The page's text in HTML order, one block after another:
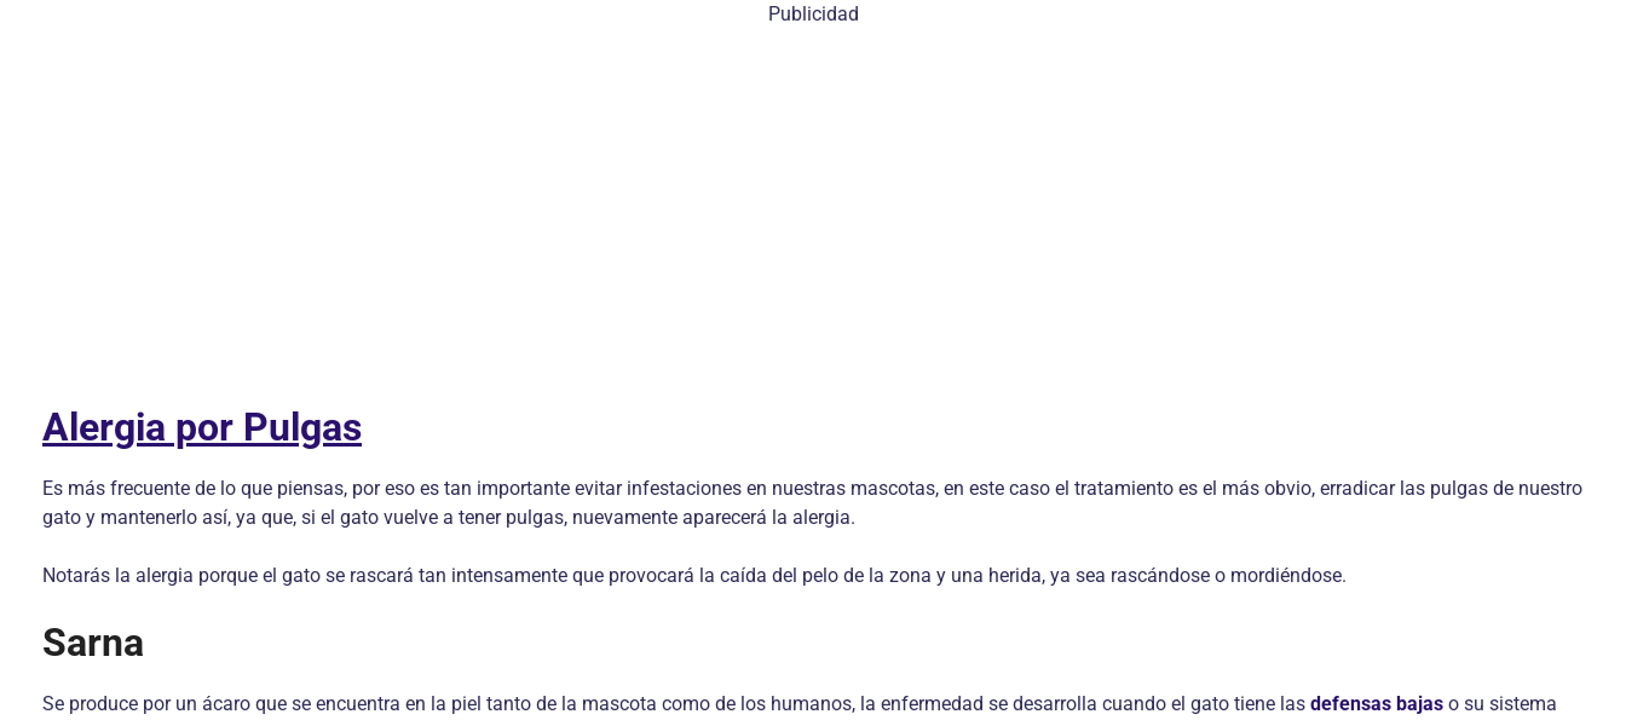
Publicidad
Alergia por Pulgas
Es más frecuente de lo que piensas, por eso es tan importante evitar infestaciones en nuestras mascotas, en este caso el tratamiento es el más obvio, erradicar las pulgas de nuestro
gato y mantenerlo así, ya que, si el gato vuelve a tener pulgas, nuevamente aparecerá la alergia.
Notarás la alergia porque el gato se rascará tan intensamente que provocará la caída del pelo de la zona y una herida, ya sea rascándose o mordiéndose.
Sarna
Se produce por un ácaro que se encuentra en la piel tanto de la mascota como de los humanos, la enfermedad se desarrolla cuando el gato tiene las defensas bajas o su sistema